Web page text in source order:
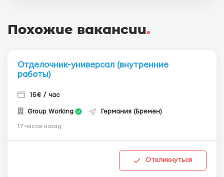
Похожие вакансии.
Отделочник-универсал (внутренние
работы)
15€ / час
Group Working Германия (Бремен)
17 часов назад
Откликнуться